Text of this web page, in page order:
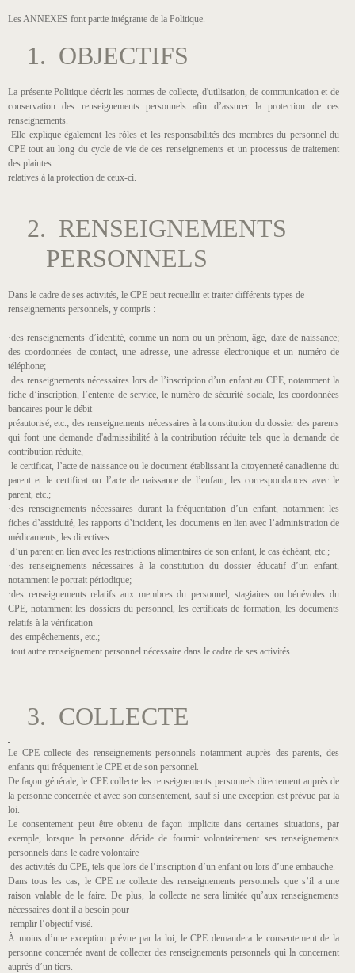
Les ANNEXES font partie intégrante de la Politique.
1. OBJECTIFS
La présente Politique décrit les normes de collecte, d'utilisation, de communication et de
conservation des renseignements personnels afin d’assurer la protection de ces
renseignements.
Elle explique également les rôles et les responsabilités des membres du personnel du
CPE tout au long du cycle de vie de ces renseignements et un processus de traitement
des plaintes
relatives à la protection de ceux-ci.
2. RENSEIGNEMENTS
PERSONNELS
Dans le cadre de ses activités, le CPE peut recueillir et traiter différents types de
renseignements personnels, y compris :
·des renseignements d’identité, comme un nom ou un prénom, âge, date de naissance;
des coordonnées de contact, une adresse, une adresse électronique et un numéro de
téléphone;
·des renseignements nécessaires lors de l’inscription d’un enfant au CPE, notamment la
fiche d’inscription, l’entente de service, le numéro de sécurité sociale, les coordonnées
bancaires pour le débit
préautorisé, etc.; des renseignements nécessaires à la constitution du dossier des parents
qui font une demande d'admissibilité à la contribution réduite tels que la demande de
contribution réduite,
le certificat, l’acte de naissance ou le document établissant la citoyenneté canadienne du
parent et le certificat ou l’acte de naissance de l’enfant, les correspondances avec le
parent, etc.;
·des renseignements nécessaires durant la fréquentation d’un enfant, notamment les
fiches d’assiduité, les rapports d’incident, les documents en lien avec l’administration de
médicaments, les directives
d’un parent en lien avec les restrictions alimentaires de son enfant, le cas échéant, etc.;
·des renseignements nécessaires à la constitution du dossier éducatif d’un enfant,
notamment le portrait périodique;
·des renseignements relatifs aux membres du personnel, stagiaires ou bénévoles du
CPE, notamment les dossiers du personnel, les certificats de formation, les documents
relatifs à la vérification
des empêchements, etc.;
·tout autre renseignement personnel nécessaire dans le cadre de ses activités.
3. COLLECTE
Le CPE collecte des renseignements personnels notamment auprès des parents, des
enfants qui fréquentent le CPE et de son personnel.
De façon générale, le CPE collecte les renseignements personnels directement auprès de
la personne concernée et avec son consentement, sauf si une exception est prévue par la
loi.
Le consentement peut être obtenu de façon implicite dans certaines situations, par
exemple, lorsque la personne décide de fournir volontairement ses renseignements
personnels dans le cadre volontaire
des activités du CPE, tels que lors de l’inscription d’un enfant ou lors d’une embauche.
Dans tous les cas, le CPE ne collecte des renseignements personnels que s’il a une
raison valable de le faire. De plus, la collecte ne sera limitée qu’aux renseignements
nécessaires dont il a besoin pour
remplir l’objectif visé.
À moins d’une exception prévue par la loi, le CPE demandera le consentement de la
personne concernée avant de collecter des renseignements personnels qui la concernent
auprès d’un tiers.